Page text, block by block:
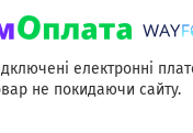
електронні
не покидаючи сайту.